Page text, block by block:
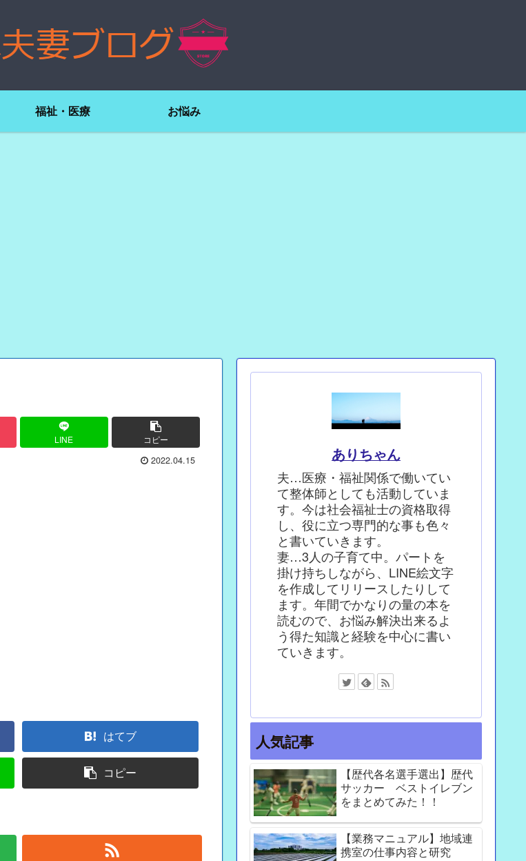
福祉・医療 お悩み
LINE コピー
2022.04.15
はてブ
コピー
ありちゃん
夫…医療・福祉関係で働いてい
て整体師としても活動していま
す。今は社会福祉士の資格取得
し、役に立つ専門的な事も色々
と書いていきます。
妻…3人の子育て中。パートを
掛け持ちしながら、LINE絵文字
を作成してリリースしたりして
ます。年間でかなりの量の本を
読むので、お悩み解決出来るよ
う得た知識と経験を中心に書い
ていきます。
人気記事
【歴代各名選手選出】歴代
サッカー ベストイレブン
をまとめてみた！！
【業務マニュアル】地域連
携室の仕事内容と研究